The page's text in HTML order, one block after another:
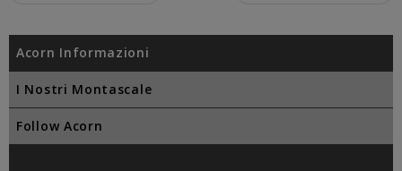
Acorn Informazioni
I Nostri Montascale
Follow Acorn